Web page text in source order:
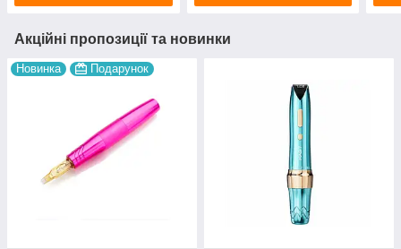
Акційні пропозиції та новинки
Новинка Подарунок